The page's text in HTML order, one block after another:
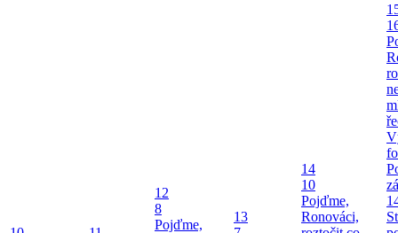
12
8
Pojďme,
13
14
10
Pojďme,
Ronováci,